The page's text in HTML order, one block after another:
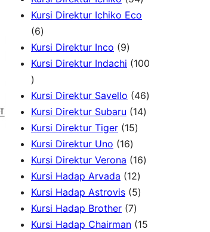
d
u
k
o
d
u
k
r
u
d
k
4
o
u
k
Kursi Direktur Ichiko Eco
66
P
r
d
u
k
Kursi Direktur Inco 99
P
o
d
u
k
Kursi Direktur Indachi
100
1
0
0
P
r
o
d
u
k
Kursi Direktur Savello 464
Kursi Direktur Subaru 141
r
k
Kursi Direktur Tiger 151
P
r
o
d
u
Kursi Direktur Uno 161
6
P
r
o
d
Kursi Direktur Verona 161
o
Kursi Hadap Arvada 121
2
r
Kursi Hadap Astrovis 55
r
Kursi Hadap Brother 77
P
Kursi Hadap Chairman 15